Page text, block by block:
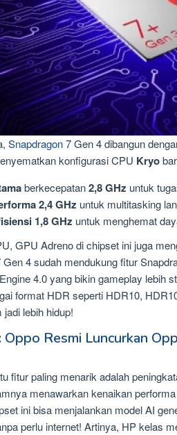
Snapdragon7 Gen 4 dibangun
konfigurasi CPU Kryo
berkecepatan2,8 GHz untuk
2,4 GHz untuk multitasking
1,8 GHz untuk menghemat
GPU Adreno di chipset ini juga
Gen 4 sudah mendukung fitur
4.0 yang bikin gameplay lebih
format HDR seperti HDR10,
lebih hidup!
Oppo Resmi Luncurkan
fitur paling menarik adalah
menawarkan kenaikan
ini bisa menjalankan model AI
perlu internet! Artinya, HP kelas